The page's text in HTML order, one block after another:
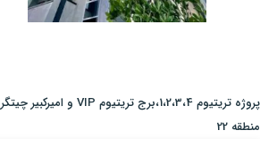
پروژه تریتیوم 1،2،3،4،برج تریتیوم VIP و امیرکبیر چیتگر
منطقه 22